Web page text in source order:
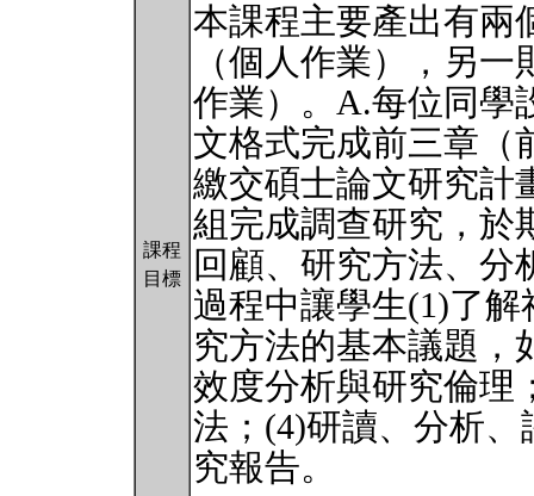
課程
目標
本課程主要產出有兩
（個人作業），另
作業）。A.每位同學
文格式完成前三章（
繳交碩士論文研究計
組完成調查研究，於
回顧、研究方法、分
過程中讓學生(1)了
究方法的基本議題，
效度分析與研究倫理
法；(4)研讀、分析
究報告。